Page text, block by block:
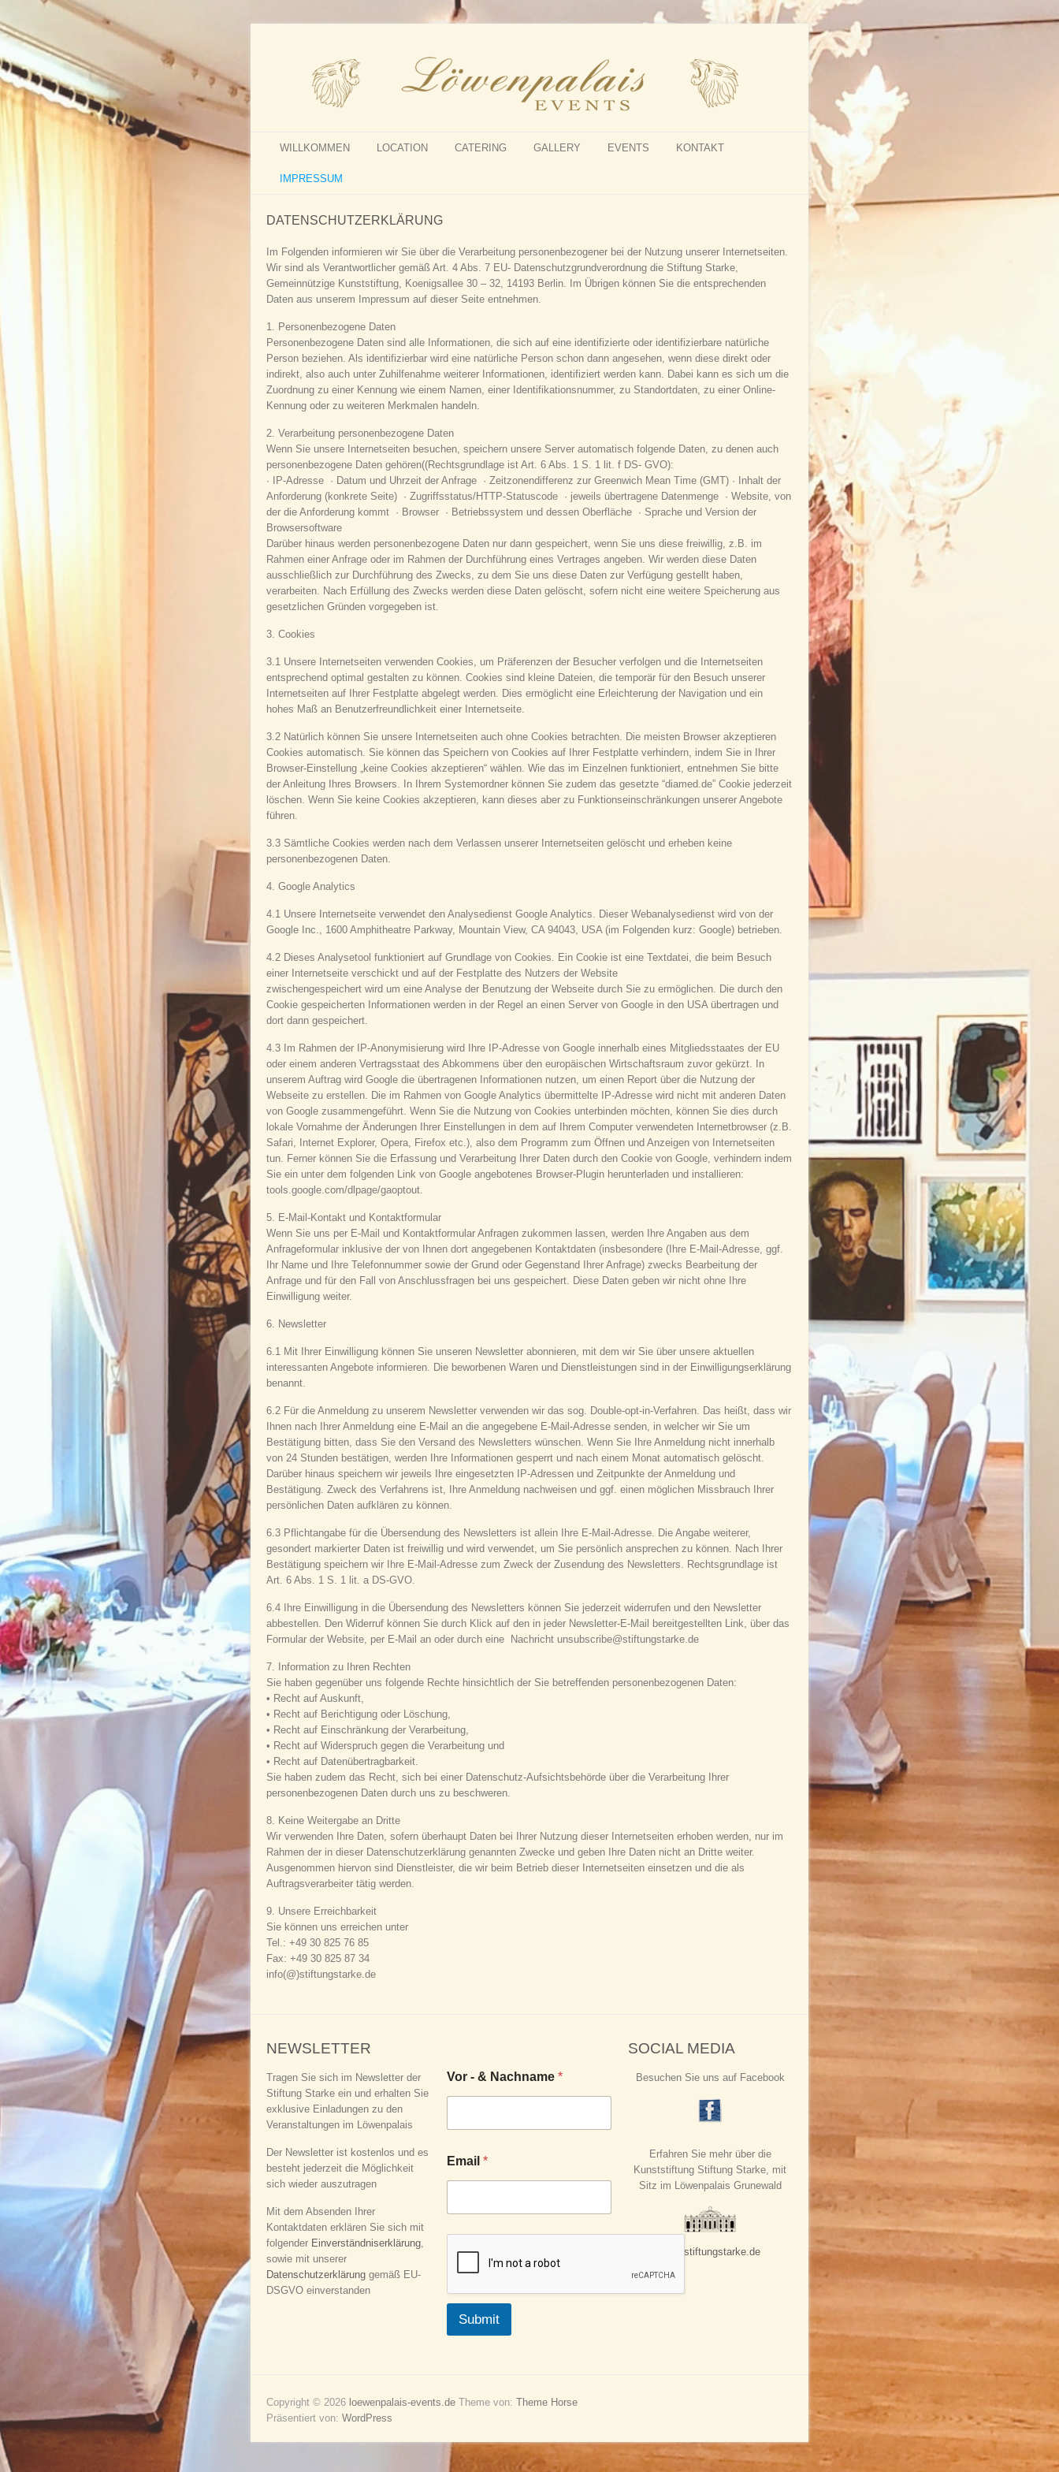
WILLKOMMEN LOCATION CATERING GALLERY EVENTS KONTAKT
IMPRESSUM
DATENSCHUTZERKLÄRUNG
Im Folgenden informieren wir Sie über die Verarbeitung personenbezogener bei der Nutzung unserer Internetseiten.
Wir sind als Verantwortlicher gemäß Art. 4 Abs. 7 EU- Datenschutzgrundverordnung die Stiftung Starke,
Gemeinnützige Kunststiftung, Koenigsallee 30 – 32, 14193 Berlin. Im Übrigen können Sie die entsprechenden
Daten aus unserem Impressum auf dieser Seite entnehmen.
1. Personenbezogene Daten
Personenbezogene Daten sind alle Informationen, die sich auf eine identifizierte oder identifizierbare natürliche
Person beziehen. Als identifizierbar wird eine natürliche Person schon dann angesehen, wenn diese direkt oder
indirekt, also auch unter Zuhilfenahme weiterer Informationen, identifiziert werden kann. Dabei kann es sich um die
Zuordnung zu einer Kennung wie einem Namen, einer Identifikationsnummer, zu Standortdaten, zu einer Online-
Kennung oder zu weiteren Merkmalen handeln.
2. Verarbeitung personenbezogene Daten
Wenn Sie unsere Internetseiten besuchen, speichern unsere Server automatisch folgende Daten, zu denen auch
personenbezogene Daten gehören((Rechtsgrundlage ist Art. 6 Abs. 1 S. 1 lit. f DS- GVO):
· IP-Adresse · Datum und Uhrzeit der Anfrage · Zeitzonendifferenz zur Greenwich Mean Time (GMT) · Inhalt der
Anforderung (konkrete Seite) · Zugriffsstatus/HTTP-Statuscode · jeweils übertragene Datenmenge · Website, von
der die Anforderung kommt · Browser · Betriebssystem und dessen Oberfläche · Sprache und Version der
Browsersoftware
Darüber hinaus werden personenbezogene Daten nur dann gespeichert, wenn Sie uns diese freiwillig, z.B. im
Rahmen einer Anfrage oder im Rahmen der Durchführung eines Vertrages angeben. Wir werden diese Daten
ausschließlich zur Durchführung des Zwecks, zu dem Sie uns diese Daten zur Verfügung gestellt haben,
verarbeiten. Nach Erfüllung des Zwecks werden diese Daten gelöscht, sofern nicht eine weitere Speicherung aus
gesetzlichen Gründen vorgegeben ist.
3. Cookies
3.1 Unsere Internetseiten verwenden Cookies, um Präferenzen der Besucher verfolgen und die Internetseiten
entsprechend optimal gestalten zu können. Cookies sind kleine Dateien, die temporär für den Besuch unserer
Internetseiten auf Ihrer Festplatte abgelegt werden. Dies ermöglicht eine Erleichterung der Navigation und ein
hohes Maß an Benutzerfreundlichkeit einer Internetseite.
3.2 Natürlich können Sie unsere Internetseiten auch ohne Cookies betrachten. Die meisten Browser akzeptieren
Cookies automatisch. Sie können das Speichern von Cookies auf Ihrer Festplatte verhindern, indem Sie in Ihrer
Browser-Einstellung „keine Cookies akzeptieren“ wählen. Wie das im Einzelnen funktioniert, entnehmen Sie bitte
der Anleitung Ihres Browsers. In Ihrem Systemordner können Sie zudem das gesetzte “diamed.de” Cookie jederzeit
löschen. Wenn Sie keine Cookies akzeptieren, kann dieses aber zu Funktionseinschränkungen unserer Angebote
führen.
3.3 Sämtliche Cookies werden nach dem Verlassen unserer Internetseiten gelöscht und erheben keine
personenbezogenen Daten.
4. Google Analytics
4.1 Unsere Internetseite verwendet den Analysedienst Google Analytics. Dieser Webanalysedienst wird von der
Google Inc., 1600 Amphitheatre Parkway, Mountain View, CA 94043, USA (im Folgenden kurz: Google) betrieben.
4.2 Dieses Analysetool funktioniert auf Grundlage von Cookies. Ein Cookie ist eine Textdatei, die beim Besuch
einer Internetseite verschickt und auf der Festplatte des Nutzers der Website
zwischengespeichert wird um eine Analyse der Benutzung der Webseite durch Sie zu ermöglichen. Die durch den
Cookie gespeicherten Informationen werden in der Regel an einen Server von Google in den USA übertragen und
dort dann gespeichert.
4.3 Im Rahmen der IP-Anonymisierung wird Ihre IP-Adresse von Google innerhalb eines Mitgliedsstaates der EU
oder einem anderen Vertragsstaat des Abkommens über den europäischen Wirtschaftsraum zuvor gekürzt. In
unserem Auftrag wird Google die übertragenen Informationen nutzen, um einen Report über die Nutzung der
Webseite zu erstellen. Die im Rahmen von Google Analytics übermittelte IP-Adresse wird nicht mit anderen Daten
von Google zusammengeführt. Wenn Sie die Nutzung von Cookies unterbinden möchten, können Sie dies durch
lokale Vornahme der Änderungen Ihrer Einstellungen in dem auf Ihrem Computer verwendeten Internetbrowser (z.B.
Safari, Internet Explorer, Opera, Firefox etc.), also dem Programm zum Öffnen und Anzeigen von Internetseiten
tun. Ferner können Sie die Erfassung und Verarbeitung Ihrer Daten durch den Cookie von Google, verhindern indem
Sie ein unter dem folgenden Link von Google angebotenes Browser-Plugin herunterladen und installieren:
tools.google.com/dlpage/gaoptout.
5. E-Mail-Kontakt und Kontaktformular
Wenn Sie uns per E-Mail und Kontaktformular Anfragen zukommen lassen, werden Ihre Angaben aus dem
Anfrageformular inklusive der von Ihnen dort angegebenen Kontaktdaten (insbesondere (Ihre E-Mail-Adresse, ggf.
Ihr Name und Ihre Telefonnummer sowie der Grund oder Gegenstand Ihrer Anfrage) zwecks Bearbeitung der
Anfrage und für den Fall von Anschlussfragen bei uns gespeichert. Diese Daten geben wir nicht ohne Ihre
Einwilligung weiter.
6. Newsletter
6.1 Mit Ihrer Einwilligung können Sie unseren Newsletter abonnieren, mit dem wir Sie über unsere aktuellen
interessanten Angebote informieren. Die beworbenen Waren und Dienstleistungen sind in der Einwilligungserklärung
benannt.
6.2 Für die Anmeldung zu unserem Newsletter verwenden wir das sog. Double-opt-in-Verfahren. Das heißt, dass wir
Ihnen nach Ihrer Anmeldung eine E-Mail an die angegebene E-Mail-Adresse senden, in welcher wir Sie um
Bestätigung bitten, dass Sie den Versand des Newsletters wünschen. Wenn Sie Ihre Anmeldung nicht innerhalb
von 24 Stunden bestätigen, werden Ihre Informationen gesperrt und nach einem Monat automatisch gelöscht.
Darüber hinaus speichern wir jeweils Ihre eingesetzten IP-Adressen und Zeitpunkte der Anmeldung und
Bestätigung. Zweck des Verfahrens ist, Ihre Anmeldung nachweisen und ggf. einen möglichen Missbrauch Ihrer
persönlichen Daten aufklären zu können.
6.3 Pflichtangabe für die Übersendung des Newsletters ist allein Ihre E-Mail-Adresse. Die Angabe weiterer,
gesondert markierter Daten ist freiwillig und wird verwendet, um Sie persönlich ansprechen zu können. Nach Ihrer
Bestätigung speichern wir Ihre E-Mail-Adresse zum Zweck der Zusendung des Newsletters. Rechtsgrundlage ist
Art. 6 Abs. 1 S. 1 lit. a DS-GVO.
6.4 Ihre Einwilligung in die Übersendung des Newsletters können Sie jederzeit widerrufen und den Newsletter
abbestellen. Den Widerruf können Sie durch Klick auf den in jeder Newsletter-E-Mail bereitgestellten Link, über das
Formular der Website, per E-Mail an oder durch eine Nachricht unsubscribe@stiftungstarke.de
7. Information zu Ihren Rechten
Sie haben gegenüber uns folgende Rechte hinsichtlich der Sie betreffenden personenbezogenen Daten:
• Recht auf Auskunft,
• Recht auf Berichtigung oder Löschung,
• Recht auf Einschränkung der Verarbeitung,
• Recht auf Widerspruch gegen die Verarbeitung und
• Recht auf Datenübertragbarkeit.
Sie haben zudem das Recht, sich bei einer Datenschutz-Aufsichtsbehörde über die Verarbeitung Ihrer
personenbezogenen Daten durch uns zu beschweren.
8. Keine Weitergabe an Dritte
Wir verwenden Ihre Daten, sofern überhaupt Daten bei Ihrer Nutzung dieser Internetseiten erhoben werden, nur im
Rahmen der in dieser Datenschutzerklärung genannten Zwecke und geben Ihre Daten nicht an Dritte weiter.
Ausgenommen hiervon sind Dienstleister, die wir beim Betrieb dieser Internetseiten einsetzen und die als
Auftragsverarbeiter tätig werden.
9. Unsere Erreichbarkeit
Sie können uns erreichen unter
Tel.: +49 30 825 76 85
Fax: +49 30 825 87 34
info(@)stiftungstarke.de
NEWSLETTER
Tragen Sie sich im Newsletter der
Stiftung Starke ein und erhalten Sie
exklusive Einladungen zu den
Veranstaltungen im Löwenpalais
Der Newsletter ist kostenlos und es
besteht jederzeit die Möglichkeit
sich wieder auszutragen
Mit dem Absenden Ihrer
Kontaktdaten erklären Sie sich mit
folgender Einverständniserklärung,
sowie mit unserer
Datenschutzerklärung gemäß EU-
DSGVO einverstanden
Vor - & Nachname*
Email*
Submit
SOCIAL MEDIA
Besuchen Sie uns auf Facebook
Erfahren Sie mehr über die
Kunststiftung Stiftung Starke, mit
Sitz im Löwenpalais Grunewald
www.stiftungstarke.de
Copyright © 2026 loewenpalais-events.de Theme von: Theme Horse
Präsentiert von: WordPress